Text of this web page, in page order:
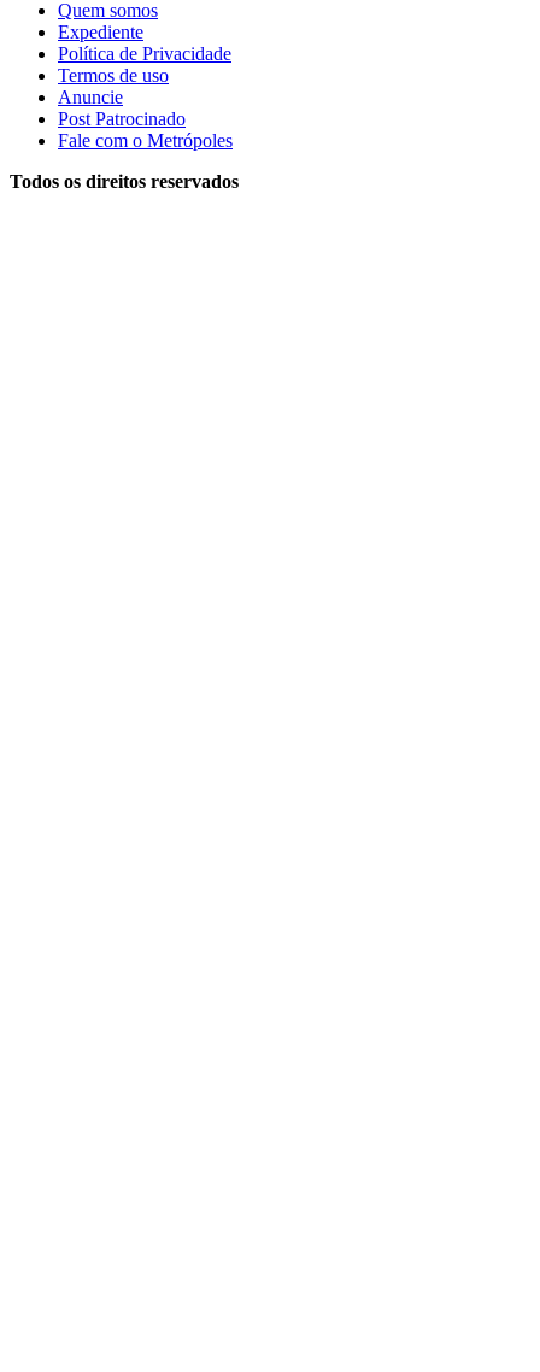
Quem somos
Expediente
Política de Privacidade
Termos de uso
Anuncie
Post Patrocinado
Fale com o Metrópoles
Todos os direitos reservados